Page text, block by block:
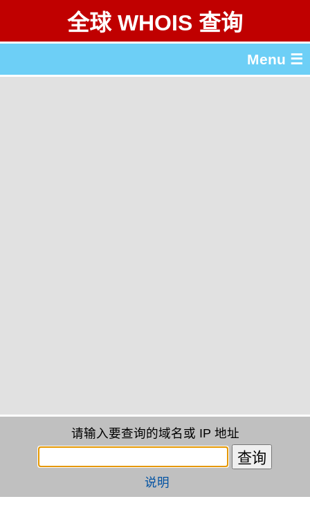
全球 WHOIS 查询
Menu ☰
请输入要查询的域名或 IP 地址
说明